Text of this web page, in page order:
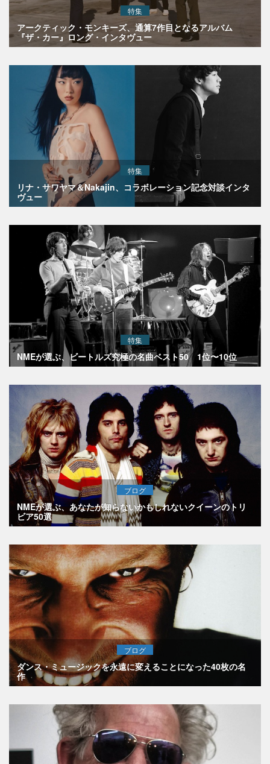
特集
アークティック・モンキーズ、通算7作目となるアルバム
『ザ・カー』ロング・インタヴュー
特集
リナ・サワヤマ＆Nakajin、コラボレーション記念対談インタ
ヴュー
特集
NMEが選ぶ、ビートルズ究極の名曲ベスト50 1位〜10位
ブログ
NMEが選ぶ、あなたが知らないかもしれないクイーンのトリ
ビア50選
ブログ
ダンス・ミュージックを永遠に変えることになった40枚の名
作